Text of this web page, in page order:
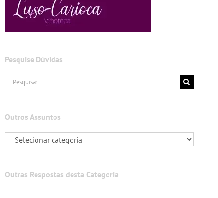
Pesquise Dúvidas
Buscar
resultados
Outros Assuntos
Outras Respostas desta Categoria